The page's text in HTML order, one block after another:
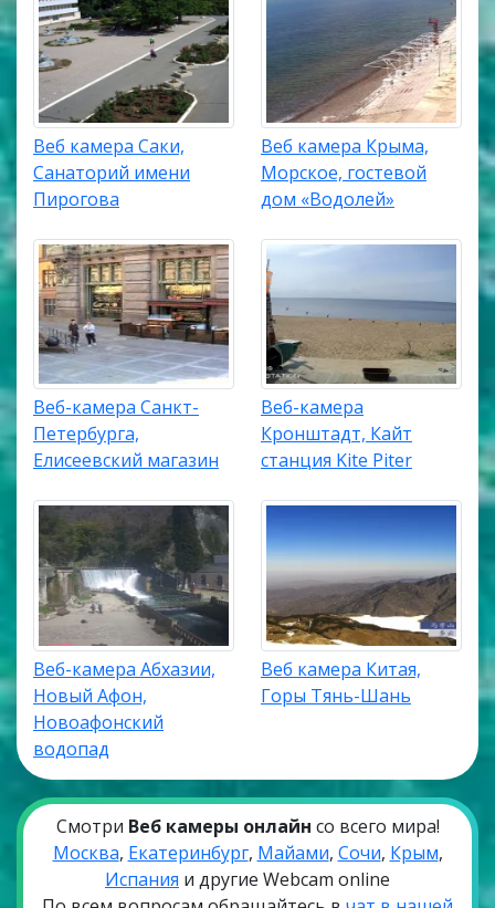
Веб камера Саки,
Санаторий имени
Пирогова
Веб камера Крыма,
Морское, гостевой
дом «Водолей»
Веб-камера Санкт-
Петербурга,
Елисеевский магазин
Веб-камера
Кронштадт, Кайт
станция Kite Piter
Веб-камера Абхазии,
Новый Афон,
Новоафонский
водопад
Веб камера Китая,
Горы Тянь-Шань
Смотри Веб камеры онлайн со всего мира!
Москва, Екатеринбург, Майами, Сочи, Крым,
Испания и другие Webcam online